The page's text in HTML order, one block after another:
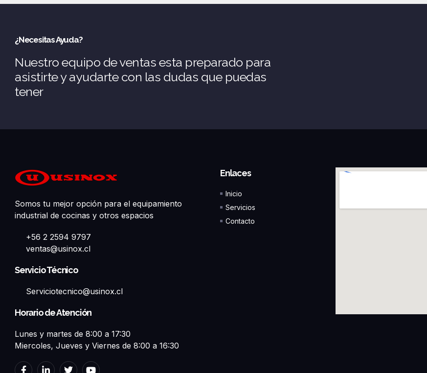
¿Necesitas Ayuda?
Nuestro equipo de ventas esta preparado para
asistirte y ayudarte con las dudas que puedas
tener
Somos tu mejor opción para el equipamiento
industrial de cocinas y otros espacios
+56 2 2594 9797
ventas@usinox.cl
Servicio Técnico
Serviciotecnico@usinox.cl
Horario de Atención
Lunes y martes de 8:00 a 17:30
Miercoles, Jueves y Viernes de 8:00 a 16:30
F
L
T
Y
Enlaces
Inicio
Servicios
Contacto